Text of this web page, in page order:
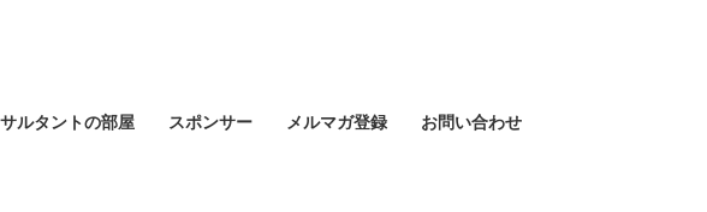
ルタントの部屋 スポンサー メルマガ登録 お問い合わせ